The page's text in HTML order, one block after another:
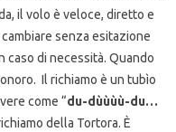
il volo è veloce, diretto e
senza esitazione
di necessità. Quando
Il richiamo è un tubìo
come “du-dùùùù-du…
della Tortora. È